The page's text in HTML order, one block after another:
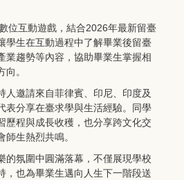
位互動遊戲，結合2026年最新留臺
學生在互動過程中了解畢業後留臺
業趨勢等內容，協助畢業生掌握相
。
人邀請來自菲律賓、印尼、印度及
表分享在臺求學與生活經驗。同學
歷程與成長收穫，也分享跨文化交
生熱烈共鳴。
的氛圍中圓滿落幕，不僅展現學校
，也為畢業生邁向人生下一階段送